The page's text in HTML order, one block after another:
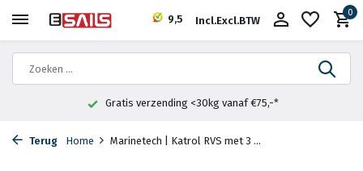
9,5 Incl.Excl.BTW
0
Gratis verzending <30kg vanaf €75,-*
Terug Home Marinetech | Katrol RVS met 3 ...